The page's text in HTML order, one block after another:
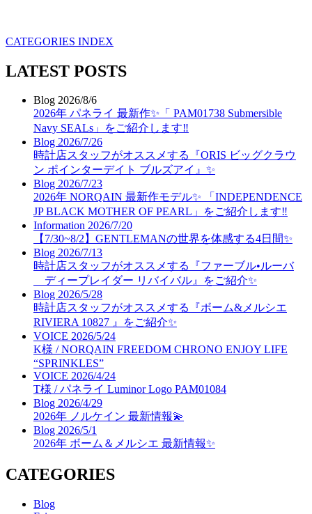
CATEGORIES INDEX
LATEST POSTS
Blog 2026/8/6
2026年 パネライ 最新作✨「 PAM01738 Submersible
Navy SEALs」をご紹介します‼️
Blog 2026/7/26
時計店スタッフがオススメする『ORIS ビッグクラウ
ン ポインターデイト ブルズアイ』✨
Blog 2026/7/23
2026年 NORQAIN 最新作モデル✨ 「INDEPENDENCE
JP BLACK MOTHER OF PEARL」をご紹介します‼️
Information 2026/7/20
【7/30~8/2】GENTLEMANの世界を体感する4日間✨
Blog 2026/7/13
時計店スタッフがオススメする『ファーブル•ルーバ
ディープレイダー リバイバル』をご紹介✨
Blog 2026/5/28
時計店スタッフがオススメする『ボーム&メルシエ
RIVIERA 10827 』をご紹介✨
VOICE 2026/5/24
K様 / NORQAIN FREEDOM CHRONO ENJOY LIFE
“SPRINKLES”
VOICE 2026/4/24
T様 / パネライ Luminor Logo PAM01084
Blog 2026/4/29
2026年 ノルケイン 最新情報💫
Blog 2026/5/1
2026年 ボーム＆メルシエ 最新情報✨
CATEGORIES
Blog